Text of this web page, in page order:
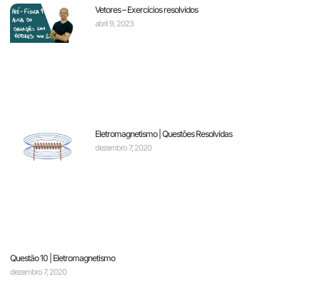
Vetores – Exercícios resolvidos
abril 9, 2023
Eletromagnetismo | Questões Resolvidas
dezembro 7, 2020
Questão 10 | Eletromagnetismo
dezembro 7, 2020